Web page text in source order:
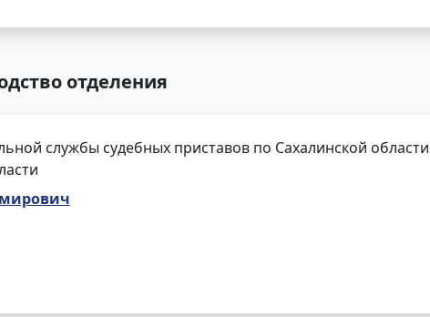
отделения
службы судебных приставов по Сахалинской